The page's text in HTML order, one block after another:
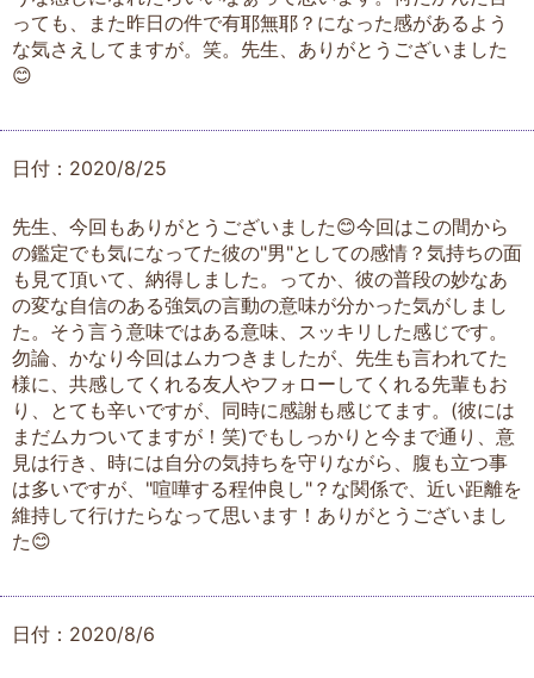
っても、また昨日の件で有耶無耶？になった感があるよう
な気さえしてますが。笑。先生、ありがとうございました
😊
日付：2020/8/25
先生、今回もありがとうございました😊今回はこの間から
の鑑定でも気になってた彼の"男"としての感情？気持ちの面
も見て頂いて、納得しました。ってか、彼の普段の妙なあ
の変な自信のある強気の言動の意味が分かった気がしまし
た。そう言う意味ではある意味、スッキリした感じです。
勿論、かなり今回はムカつきましたが、先生も言われてた
様に、共感してくれる友人やフォローしてくれる先輩もお
り、とても辛いですが、同時に感謝も感じてます。(彼には
まだムカついてますが！笑)でもしっかりと今まで通り、意
見は行き、時には自分の気持ちを守りながら、腹も立つ事
は多いですが、"喧嘩する程仲良し"？な関係で、近い距離を
維持して行けたらなって思います！ありがとうございまし
た😊
日付：2020/8/6